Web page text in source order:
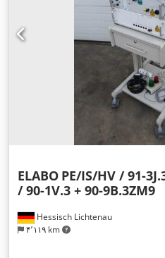
Hessisch Lichtenau
۴٬۱۱۹ km
ELABO PE/IS/HV / 91-
/ 90-1V.3 + 90-9B.3ZM9